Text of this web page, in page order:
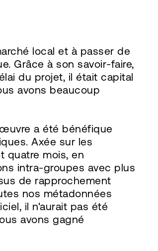
local et à passer de
Grâce à son savoir-faire,
du projet, il était capital
avons beaucoup
a été bénéfique
Axée sur les
quatre mois, en
intra-groupes avec plus
de rapprochement
nos métadonnées
il n'aurait pas été
avons gagné